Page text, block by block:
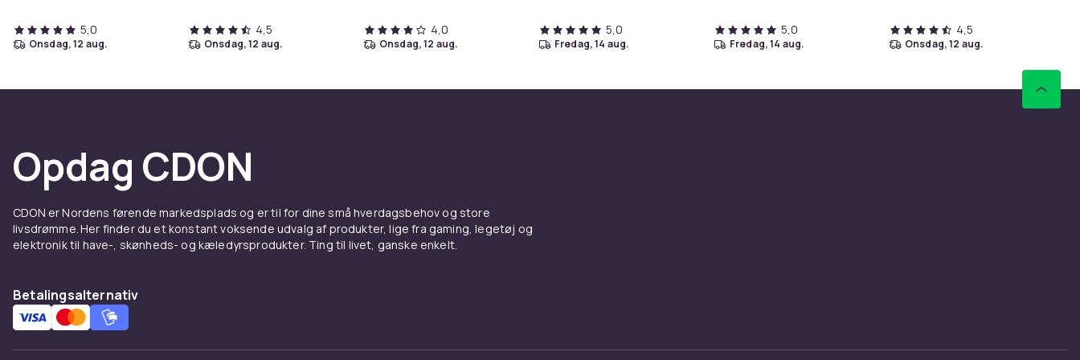
5,0
onsdag, 12 aug.
4,5
onsdag, 12 aug.
4,0
onsdag, 12 aug.
5,0
fredag, 14 aug.
5,0
fredag, 14 aug.
4,5
onsdag, 12 aug.
Opdag CDON
CDON er Nordens førende markedsplads og er til for dine små hverdagsbehov og store
livsdrømme. Her finder du et konstant voksende udvalg af produkter, lige fra gaming, legetøj og
elektronik til have-, skønheds- og kæledyrsprodukter. Ting til livet, ganske enkelt.
Betalingsalternativ